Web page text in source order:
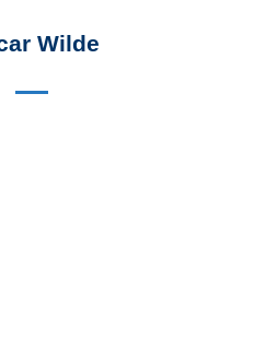
Wilde